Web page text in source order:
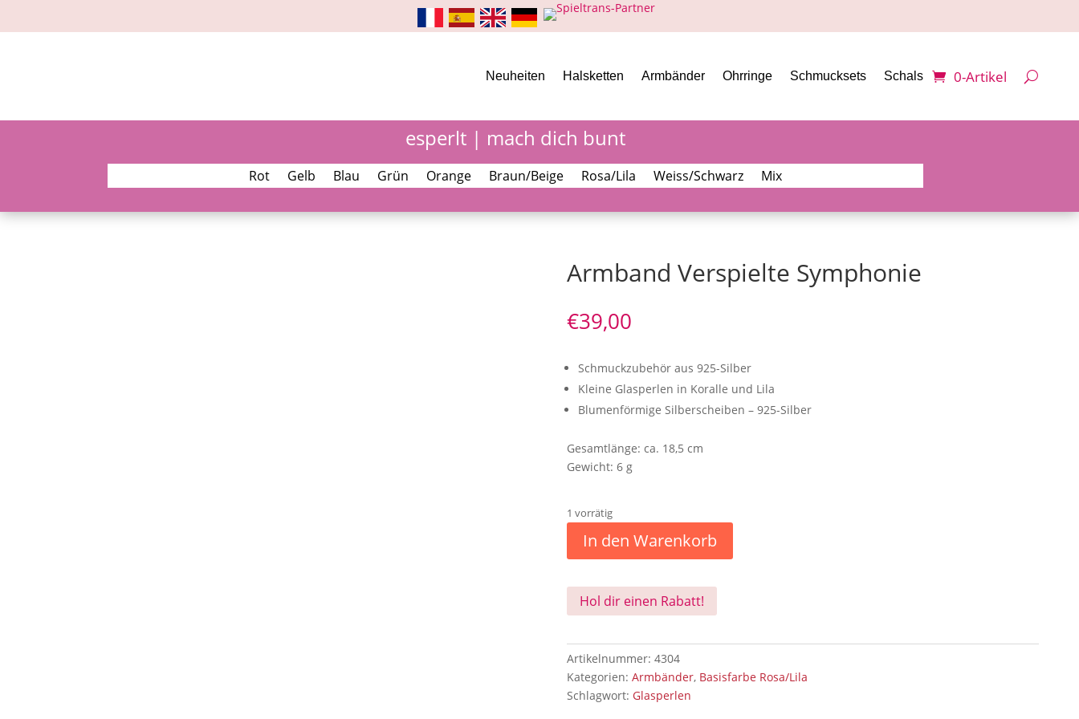
Neuheiten Halsketten Armbänder Ohrringe Schmucksets Schals 0-Artikel
esperlt | mach dich bunt
Rot Gelb Blau Grün Orange Braun/Beige Rosa/Lila Weiss/Schwarz Mix
Armband Verspielte Symphonie
€39,00
Schmuckzubehör aus 925-Silber
Kleine Glasperlen in Koralle und Lila
Blumenförmige Silberscheiben – 925-Silber
Gesamtlänge: ca. 18,5 cm
Gewicht: 6 g
1 vorrätig
In den Warenkorb
Hol dir einen Rabatt!
Artikelnummer:4304
Kategorien:Armbänder, Basisfarbe Rosa/Lila
Schlagwort:Glasperlen